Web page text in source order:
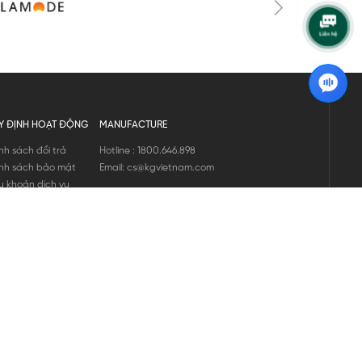
ĐỊNH HOẠT ĐỘNG
sách đổi trả
sách bảo mật
khoản dịch vụ
MANUFACTURE
Hotline : 1800.646.898
Email: cs@kgvietnam.com